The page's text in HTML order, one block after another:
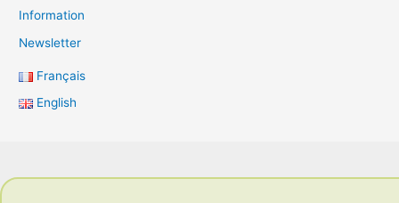
Information
Newsletter
Français
English